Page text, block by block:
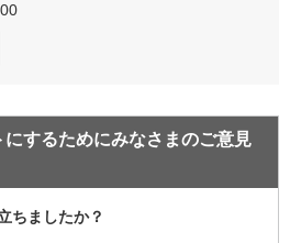
するためにみなさまのご意見
ちましたか？